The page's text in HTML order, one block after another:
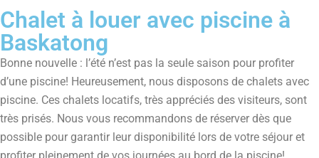
Chalet à louer avec piscine à
Baskatong
Bonne nouvelle : l’été n’est pas la seule saison pour profiter
d’une piscine! Heureusement, nous disposons de chalets avec
piscine. Ces chalets locatifs, très appréciés des visiteurs, sont
très prisés. Nous vous recommandons de réserver dès que
possible pour garantir leur disponibilité lors de votre séjour et